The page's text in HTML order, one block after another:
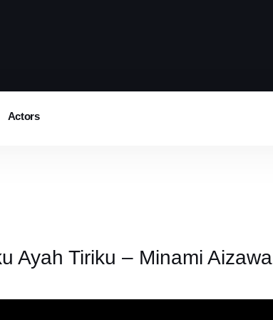
Actors
Ayah Tiriku – Minami Aizawa